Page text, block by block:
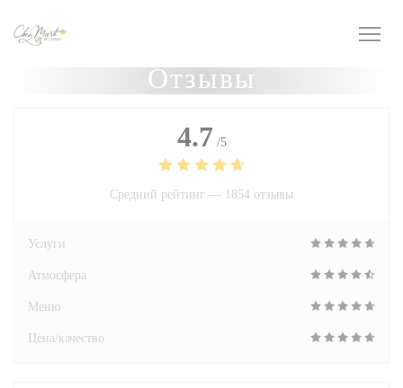
Отзывы
4.7 /5
Средний рейтинг — 1854 отзывы
Услуги
Атмосфера
Меню
Цена/качество